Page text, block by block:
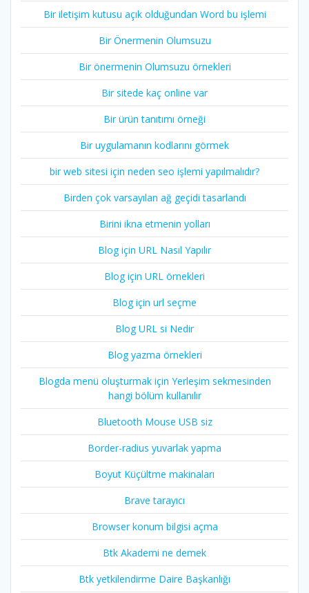
Bir iletişim kutusu açık olduğundan Word bu işlemi
Bir Önermenin Olumsuzu
Bir önermenin Olumsuzu örnekleri
Bir sitede kaç online var
Bir ürün tanıtımı örneği
Bir uygulamanın kodlarını görmek
bir web sitesi için neden seo işlemi yapılmalıdır?
Birden çok varsayılan ağ geçidi tasarlandı
Birini ikna etmenin yolları
Blog için URL Nasıl Yapılır
Blog için URL örnekleri
Blog için url seçme
Blog URL si Nedir
Blog yazma örnekleri
Blogda menü oluşturmak için Yerleşim sekmesinden
hangi bölüm kullanılır
Bluetooth Mouse USB siz
Border-radius yuvarlak yapma
Boyut Küçültme makinaları
Brave tarayıcı
Browser konum bilgisi açma
Btk Akademi ne demek
Btk yetkilendirme Daire Başkanlığı